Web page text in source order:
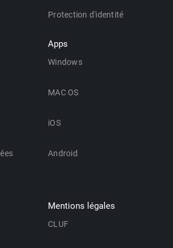
Protection d'identité
Apps
Windows
MAC OS
iOS
Android
Mentions légales
CLUF